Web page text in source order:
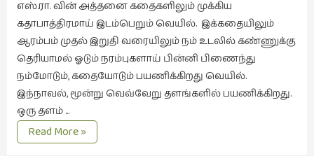
புனைவுக்குறிப்புகள்
பெயரற்ற
மேகம்
மூத்தோர்
பாடல்
எஸ்.ரா. வின் அத்தனை கதைகளிலும் முக்கிய
கதாபாத்திரமாய் இடம்பெறும் வெயில். இக்கதையிலும்
ஆரம்பம் முதல் இறுதி வரையிலும் நம் உடலில் கண்ணுக்கு
தெரியாமல் ஓடும் நரம்புகளாய் பின்னி பிணைந்து
நம்மோடும், கதையோடும் பயணிக்கிறது வெயில்.
இந்நாவல், மூன்று வெவ்வேறு தளங்களில் பயணிக்கிறது.
ஒரு தளம் …
துயிலின்
திருவிழா
Read More »